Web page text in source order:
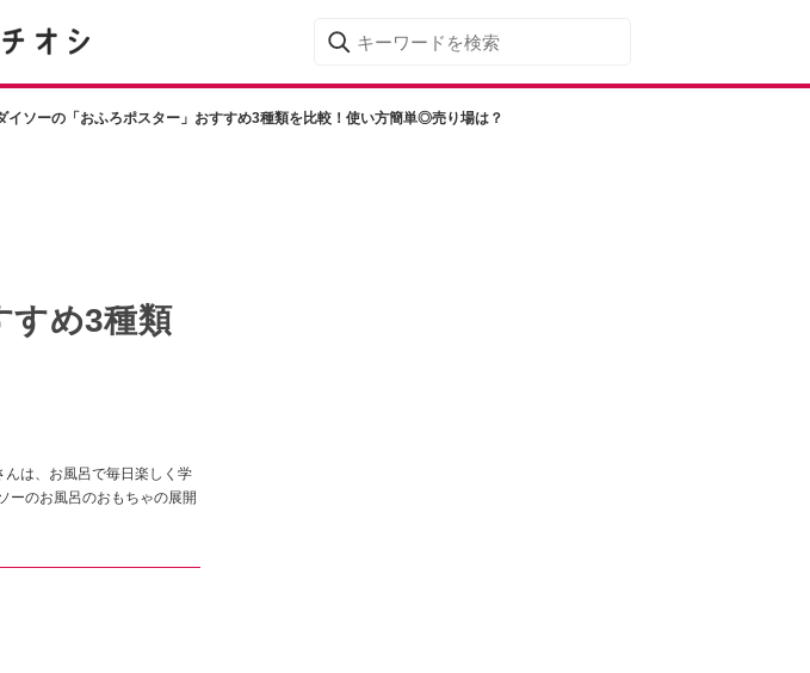
イソーの「おふろポスター」おすすめ3種類を比較！使い方簡単◎売り場は？
すめ3種類
は、お風呂で毎日楽しく学
ーのお風呂のおもちゃの展開